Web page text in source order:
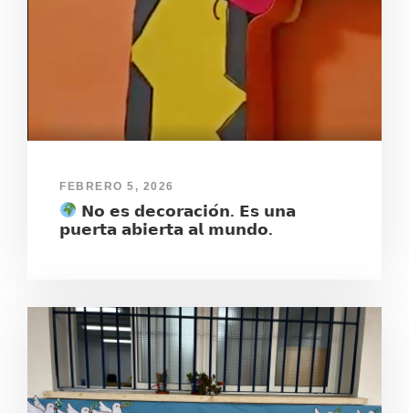
FEBRERO 5, 2026
𝗡𝗼 𝗲𝘀 𝗱𝗲𝗰𝗼𝗿𝗮𝗰𝗶𝗼́𝗻. 𝗘𝘀 𝘂𝗻𝗮
𝗽𝘂𝗲𝗿𝘁𝗮 𝗮𝗯𝗶𝗲𝗿𝘁𝗮 𝗮𝗹 𝗺𝘂𝗻𝗱𝗼.